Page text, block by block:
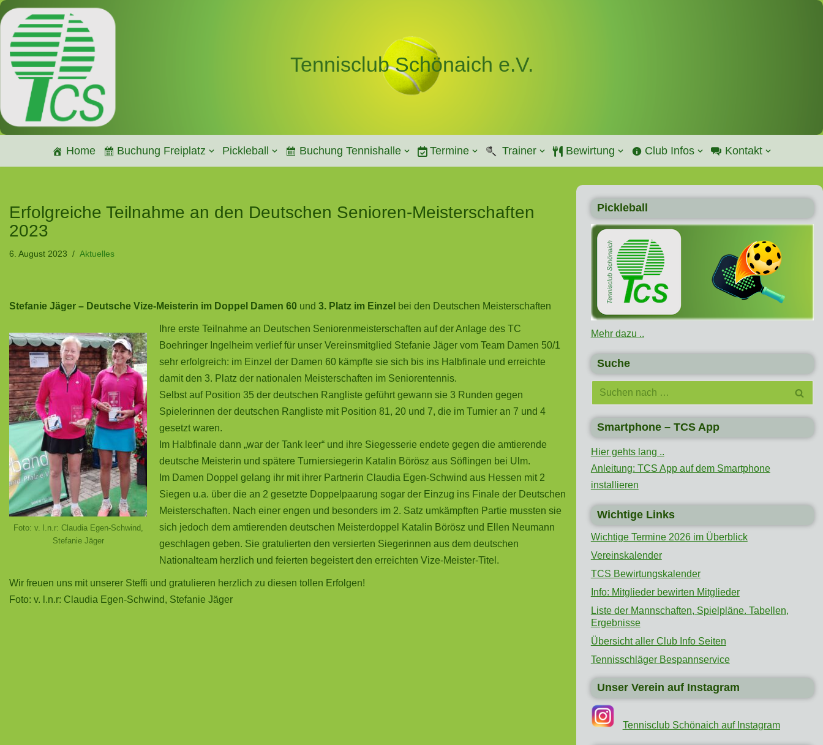
Zum
Inhalt
springen
Tennisclub Schönaich e.V.
Home Buchung Freiplatz Pickleball Buchung Tennishalle Termine Trainer Bewirtung Club Infos Kontakt
Erfolgreiche Teilnahme an den Deutschen Senioren-Meisterschaften
2023
6. August 2023 Aktuelles
Stefanie Jäger – Deutsche Vize-Meisterin im Doppel Damen 60 und 3. Platz im Einzel bei den Deutschen Meisterschaften
Foto: v. l.n.r: Claudia Egen-Schwind,
Stefanie Jäger
Ihre erste Teilnahme an Deutschen Seniorenmeisterschaften auf der Anlage des TC
Boehringer Ingelheim verlief für unser Vereinsmitglied Stefanie Jäger vom Team Damen 50/1
sehr erfolgreich: im Einzel der Damen 60 kämpfte sie sich bis ins Halbfinale und erreichte
damit den 3. Platz der nationalen Meisterschaften im Seniorentennis.
Selbst auf Position 35 der deutschen Rangliste geführt gewann sie 3 Runden gegen
Spielerinnen der deutschen Rangliste mit Position 81, 20 und 7, die im Turnier an 7 und 4
gesetzt waren.
Im Halbfinale dann „war der Tank leer“ und ihre Siegesserie endete gegen die amtierende
deutsche Meisterin und spätere Turniersiegerin Katalin Börösz aus Söflingen bei Ulm.
Im Damen Doppel gelang ihr mit ihrer Partnerin Claudia Egen-Schwind aus Hessen mit 2
Siegen u.a. über die an 2 gesetzte Doppelpaarung sogar der Einzug ins Finale der Deutschen
Meisterschaften. Nach einer engen und besonders im 2. Satz umkämpften Partie mussten sie
sich jedoch dem amtierenden deutschen Meisterdoppel Katalin Börösz und Ellen Neumann
geschlagen geben. Sie gratulierten den versierten Siegerinnen aus dem deutschen
Nationalteam herzlich und feierten begeistert den erreichten Vize-Meister-Titel.
Wir freuen uns mit unserer Steffi und gratulieren herzlich zu diesen tollen Erfolgen!
Foto: v. l.n.r: Claudia Egen-Schwind, Stefanie Jäger
Pickleball
Mehr dazu ..
Suche
Smartphone – TCS App
Hier gehts lang ..
Anleitung: TCS App auf dem Smartphone
installieren
Wichtige Links
Wichtige Termine 2026 im Überblick
Vereinskalender
TCS Bewirtungskalender
Info: Mitglieder bewirten Mitglieder
Liste der Mannschaften, Spielpläne. Tabellen,
Ergebnisse
Übersicht aller Club Info Seiten
Tennisschläger Bespannservice
Unser Verein auf Instagram
Tennisclub Schönaich auf Instagram